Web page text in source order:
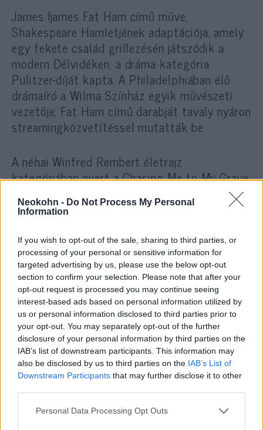
Neokohn - Do Not Process My Personal
Information
If you wish to opt-out of the sale, sharing to third parties, or
processing of your personal or sensitive information for
targeted advertising by us, please use the below opt-out
section to confirm your selection. Please note that after your
opt-out request is processed you may continue seeing
interest-based ads based on personal information utilized by
us or personal information disclosed to third parties prior to
your opt-out. You may separately opt-out of the further
disclosure of your personal information by third parties on the
IAB’s list of downstream participants. This information may
also be disclosed by us to third parties on the IAB’s List of
Downstream Participants that may further disclose it to other
Please note that this website/app uses one or more Google
Personal Data Processing Opt Outs
James Ijames Fat Ham című műve,
Shakespeare Hamletjének adaptációja, amely
egy fekete család grillezésén játszódik a
modern Délvidéken, a dráma kategória
Pulitzer-díját kapta. A Philadelphiában élő
drámaíró a Wilma Színház egyik művészeti
vezetője, Fat Ham című darabját tavaly nyáron
streamingközvetítéssel mutatták be.
A néhai Winfred Rembert életrajz
kategóriában nyert a Chasing Me to My Grave:
An Artist’s Memoir’s of the Jim Crow South
című könyvéért. Az afroamerikai művész, akit
letartóztattak, majd börtönbe zártak, és
csaknem meg is lincseltek Georgiában, tavaly
márciusban halt meg 75 éves korában. Halála
előtt még kezébe vehette könyve
szerkesztett kéziratát.
A nem fikciós kategóriában Andrea Elliott egy
fedélnélküli fekete brooklyni lány
történetéből írott könyve (Invisible Child:
Poverty, Survival & Hope in an American City)
megkapta korábban.